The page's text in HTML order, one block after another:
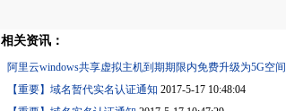
相关资讯：
阿里云windows共享虚拟主机到期期限内免费升级为5G空间
【重要】域名暂代实名认证通知 2017-5-17 10:48:04